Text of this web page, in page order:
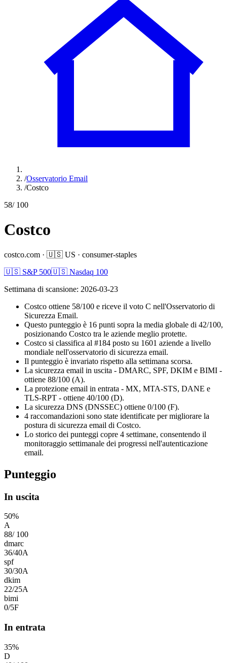
/Osservatorio Email
/Costco
58/ 100
Costco
costco.com · 🇺🇸 US · consumer-staples
🇺🇸 S&P 500🇺🇸 Nasdaq 100
Settimana di scansione: 2026-03-23
Costco ottiene 58/100 e riceve il voto C nell'Osservatorio di
Sicurezza Email.
Questo punteggio è 16 punti sopra la media globale di 42/100,
posizionando Costco tra le aziende meglio protette.
Costco si classifica al #184 posto su 1601 aziende a livello
mondiale nell'osservatorio di sicurezza email.
Il punteggio è invariato rispetto alla settimana scorsa.
La sicurezza email in uscita - DMARC, SPF, DKIM e BIMI -
ottiene 88/100 (A).
La protezione email in entrata - MX, MTA-STS, DANE e
TLS-RPT - ottiene 40/100 (D).
La sicurezza DNS (DNSSEC) ottiene 0/100 (F).
4 raccomandazioni sono state identificate per migliorare la
postura di sicurezza email di Costco.
Lo storico dei punteggi copre 4 settimane, consentendo il
monitoraggio settimanale dei progressi nell'autenticazione
email.
Punteggio
In uscita
50%
A
88/ 100
dmarc
36/40A
spf
30/30A
dkim
22/25A
bimi
0/5F
In entrata
35%
D